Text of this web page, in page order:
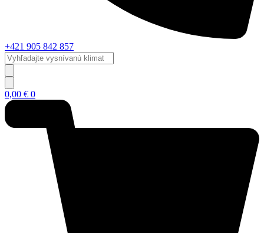
+421 905 842 857
Vyhľadajte
vysnívanú
klimatizáciu...
0,00 € 0